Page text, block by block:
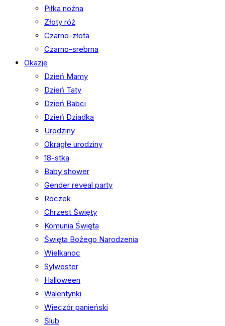
Piłka nożna
Złoty róż
Czarno-złota
Czarno-srebrna
Okazje
Dzień Mamy
Dzień Taty
Dzień Babci
Dzień Dziadka
Urodziny
Okrągłe urodziny
18-stka
Baby shower
Gender reveal party
Roczek
Chrzest Święty
Komunia Święta
Święta Bożego Narodzenia
Wielkanoc
Sylwester
Halloween
Walentynki
Wieczór panieński
Ślub